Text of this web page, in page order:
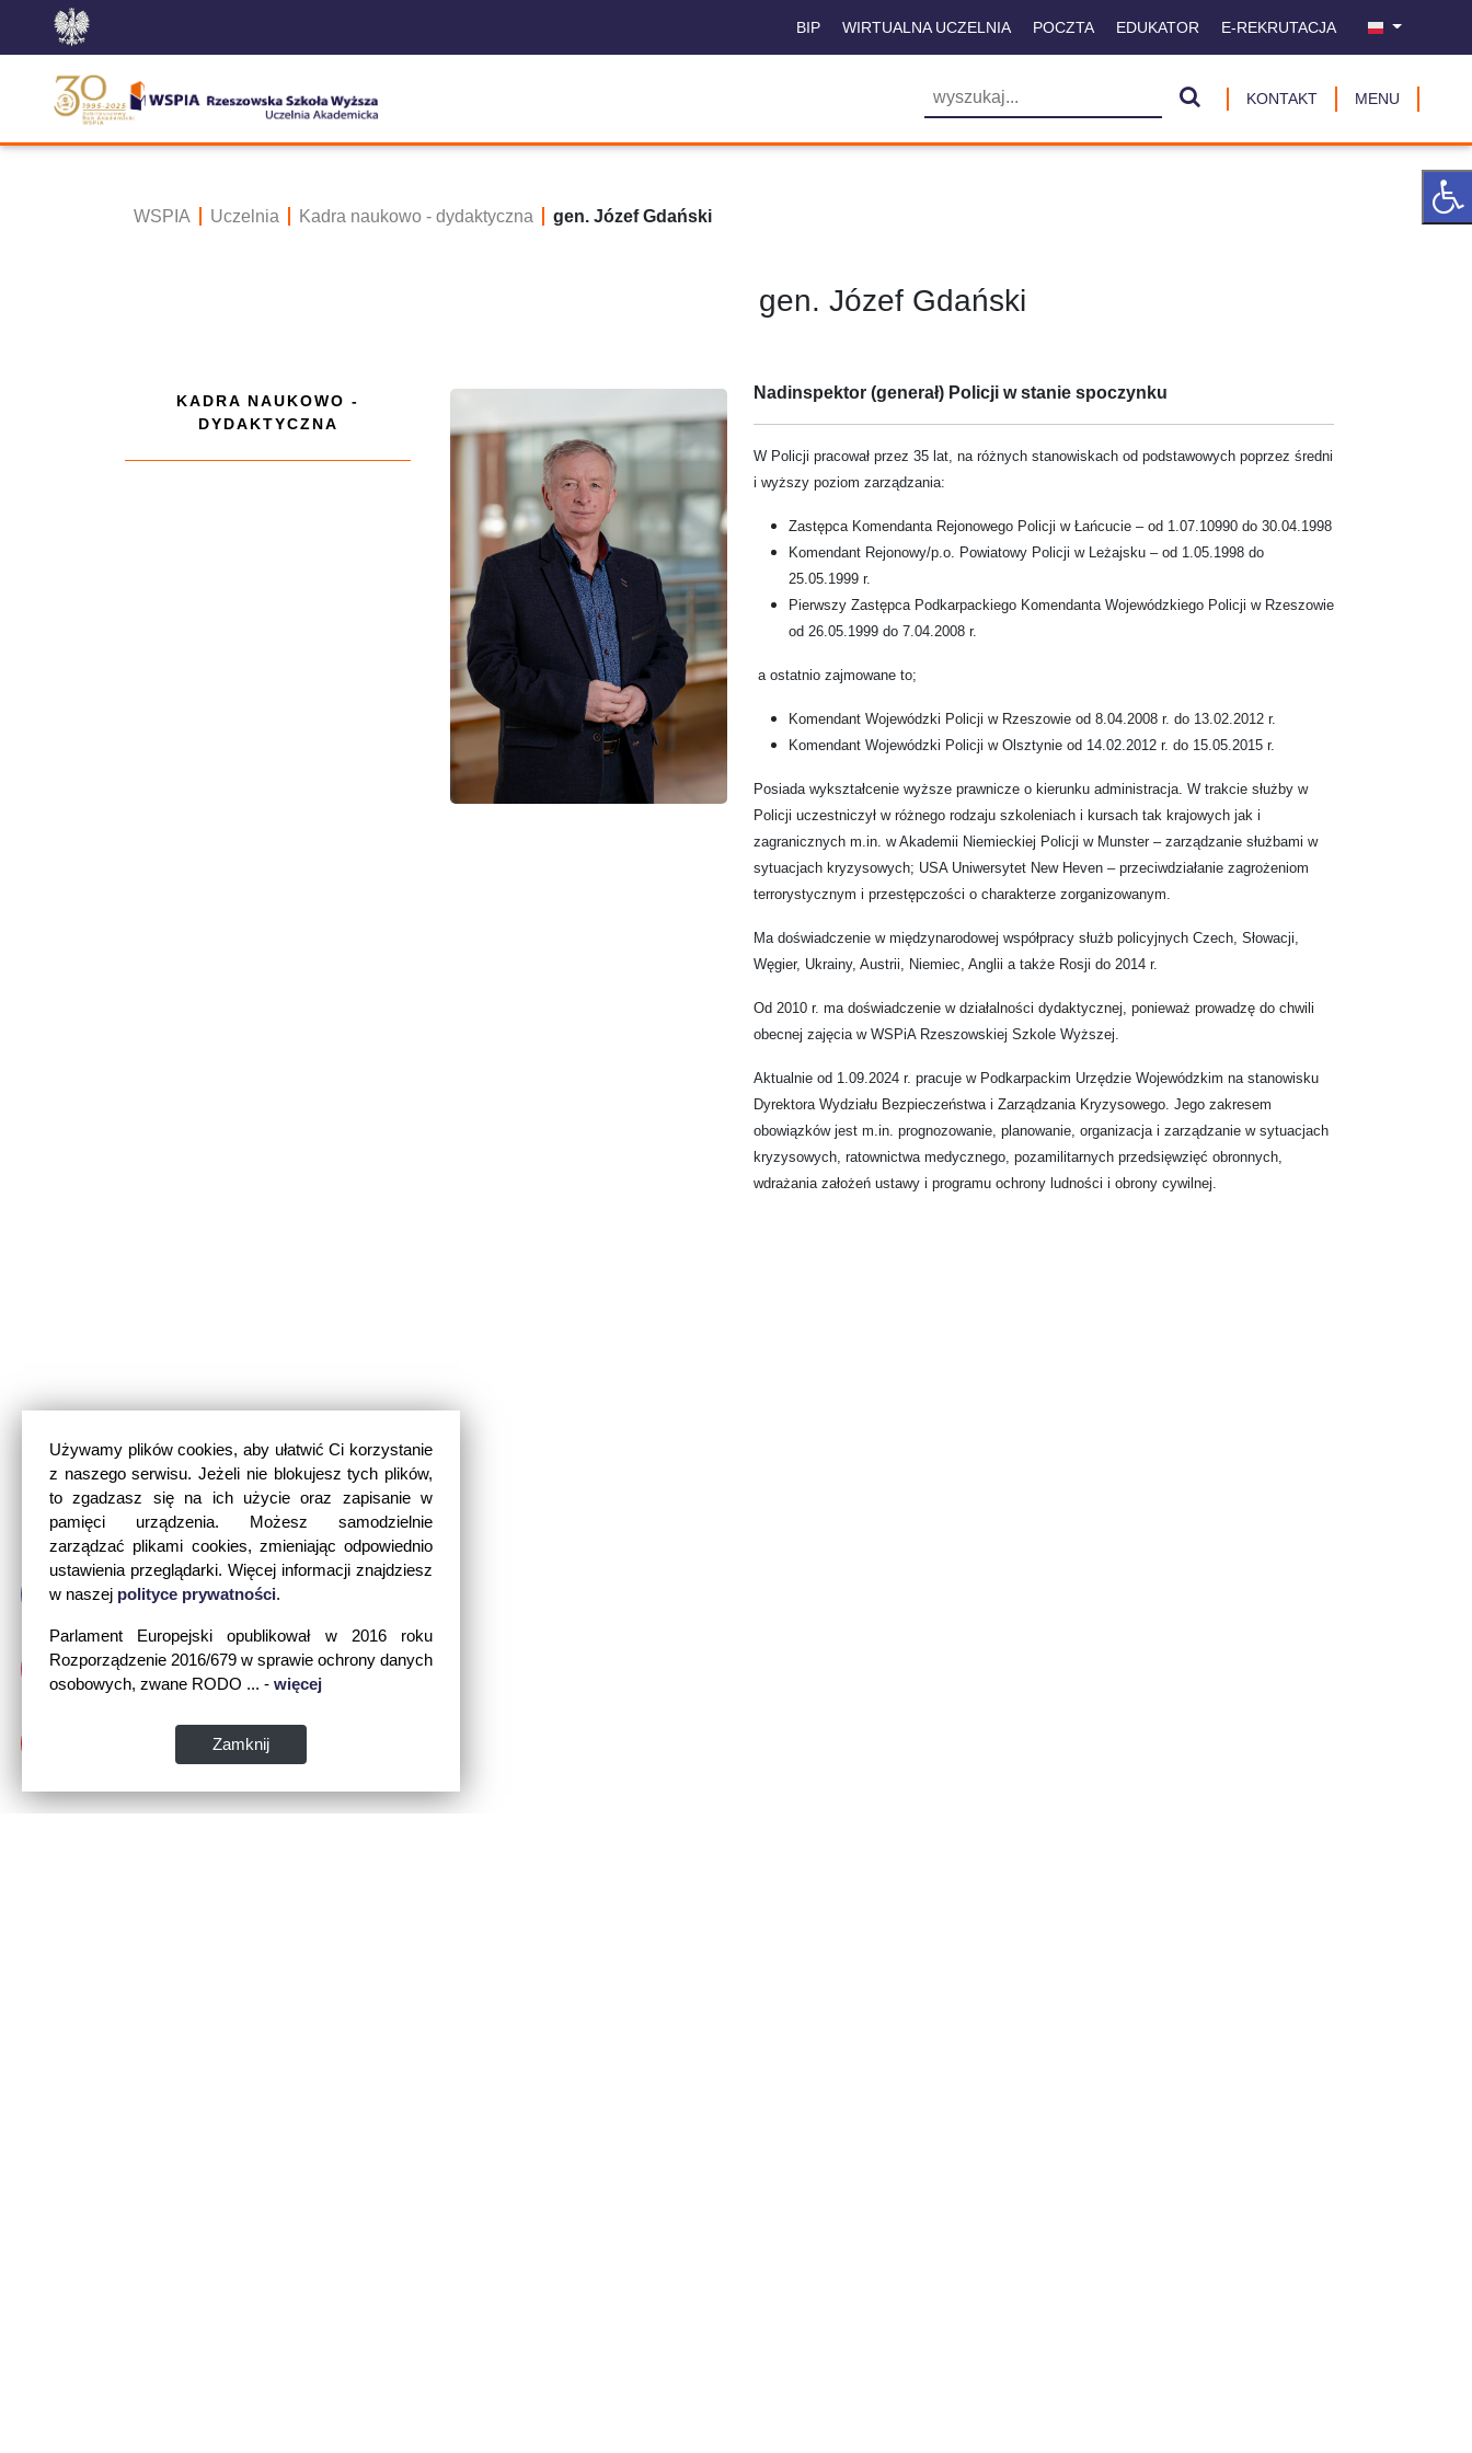
Używamy plików cookies, aby ułatwić Ci korzystanie
z naszego serwisu. Jeżeli nie blokujesz tych plików,
to zgadzasz się na ich użycie oraz zapisanie w
pamięci urządzenia. Możesz samodzielnie
zarządzać plikami cookies, zmieniając odpowiednio
ustawienia przeglądarki. Więcej informacji znajdziesz
w naszej polityce prywatności.
Parlament Europejski opublikował w 2016 roku
Rozporządzenie 2016/679 w sprawie ochrony danych
osobowych, zwane RODO ... - więcej
Zamknij
BIP WIRTUALNA UCZELNIA POCZTA EDUKATOR E-REKRUTACJA
KONTAKT MENU
WSPIA Uczelnia Kadra naukowo - dydaktyczna gen. Józef Gdański
KADRA NAUKOWO -
DYDAKTYCZNA
gen. Józef Gdański
Nadinspektor (generał) Policji w stanie spoczynku
W Policji pracował przez 35 lat, na różnych stanowiskach od podstawowych poprzez średni
i wyższy poziom zarządzania:
Zastępca Komendanta Rejonowego Policji w Łańcucie – od 1.07.10990 do 30.04.1998
Komendant Rejonowy/p.o. Powiatowy Policji w Leżajsku – od 1.05.1998 do
25.05.1999 r.
Pierwszy Zastępca Podkarpackiego Komendanta Wojewódzkiego Policji w Rzeszowie
od 26.05.1999 do 7.04.2008 r.
a ostatnio zajmowane to;
Komendant Wojewódzki Policji w Rzeszowie od 8.04.2008 r. do 13.02.2012 r.
Komendant Wojewódzki Policji w Olsztynie od 14.02.2012 r. do 15.05.2015 r.
Posiada wykształcenie wyższe prawnicze o kierunku administracja. W trakcie służby w
Policji uczestniczył w różnego rodzaju szkoleniach i kursach tak krajowych jak i
zagranicznych m.in. w Akademii Niemieckiej Policji w Munster – zarządzanie służbami w
sytuacjach kryzysowych; USA Uniwersytet New Heven – przeciwdziałanie zagrożeniom
terrorystycznym i przestępczości o charakterze zorganizowanym.
Ma doświadczenie w międzynarodowej współpracy służb policyjnych Czech, Słowacji,
Węgier, Ukrainy, Austrii, Niemiec, Anglii a także Rosji do 2014 r.
Od 2010 r. ma doświadczenie w działalności dydaktycznej, ponieważ prowadzę do chwili
obecnej zajęcia w WSPiA Rzeszowskiej Szkole Wyższej.
Aktualnie od 1.09.2024 r. pracuje w Podkarpackim Urzędzie Wojewódzkim na stanowisku
Dyrektora Wydziału Bezpieczeństwa i Zarządzania Kryzysowego. Jego zakresem
obowiązków jest m.in. prognozowanie, planowanie, organizacja i zarządzanie w sytuacjach
kryzysowych, ratownictwa medycznego, pozamilitarnych przedsięwzięć obronnych,
wdrażania założeń ustawy i programu ochrony ludności i obrony cywilnej.